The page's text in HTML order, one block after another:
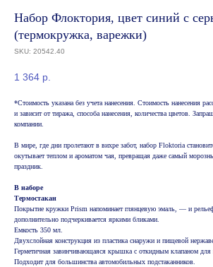
Набор Флоктория, цвет синий с
(термокружка, варежки)
SKU: 20542.40
1 364 р.
*Стоимость указана без учета нанесения. Стоимость нанесения
и зависит от тиража, способа нанесения, количества цветов.
компании.
В мире, где дни пролетают в вихре забот, набор Floktoria
окутывает теплом и ароматом чая, превращая даже самый
праздник.
В наборе
Термостакан
Покрытие кружки Prism напоминает глянцевую эмаль, — и
дополнительно подчеркивается яркими бликами.
Емкость 350 мл.
Двухслойная конструкция из пластика снаружи и пищевой
Герметичная завинчивающаяся крышка с откидным клапаном для
Подходит для большинства автомобильных подстаканников.